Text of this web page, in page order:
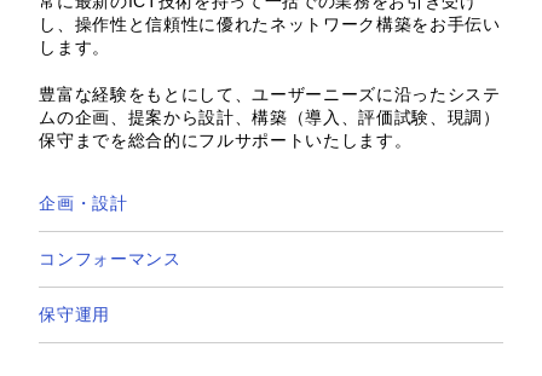
し、操作性と信頼性に優れたネットワーク構築をお手伝い
します。
豊富な経験をもとにして、ユーザーニーズに沿ったシステ
ムの企画、提案から設計、構築（導入、評価試験、現調）
保守までを総合的にフルサポートいたします。
企画・設計
コンフォーマンス
保守運用